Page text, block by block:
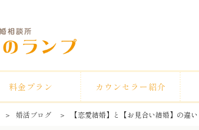
料金プラン カウンセラー紹介
＞ 婚活ブログ ＞ 【恋愛結婚】と【お見合い結婚】の違い